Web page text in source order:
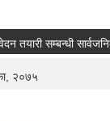
तयारी सम्बन्धी सार्वजनिक
२०७५